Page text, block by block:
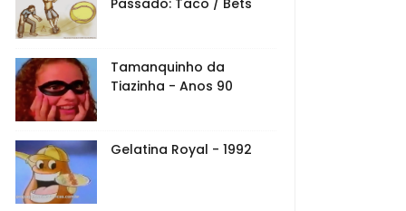
Passado: Taco / Bets
Tamanquinho da
Tiazinha - Anos 90
Gelatina Royal - 1992